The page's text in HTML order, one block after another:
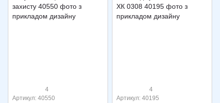
4
Артикул: 40550
4
Артикул: 40195